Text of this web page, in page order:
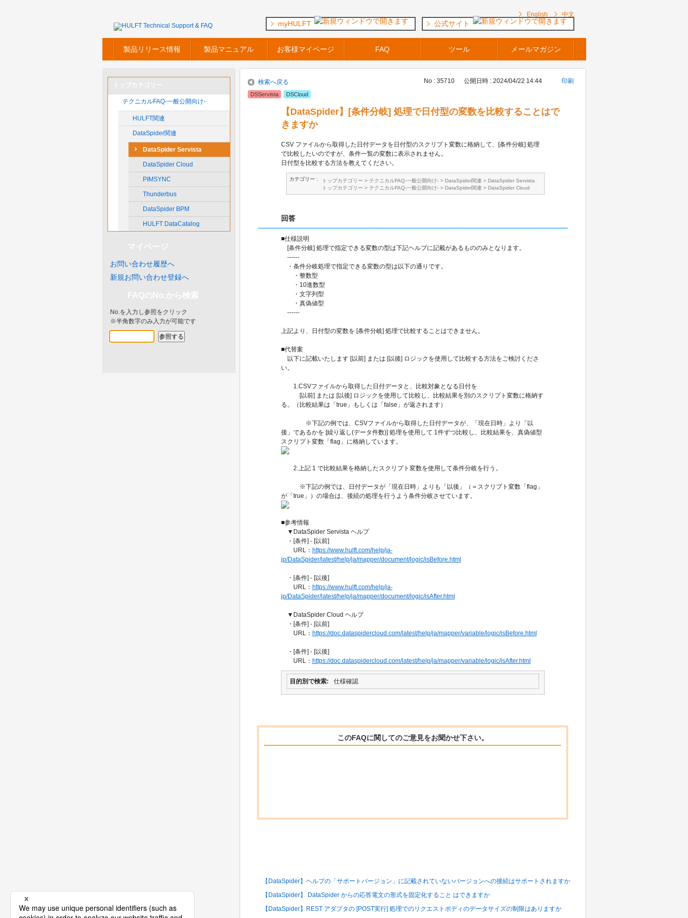
English 中文
製品リリース情報 製品マニュアル お客様マイページ FAQ ツール メールマガジン
myHULFT 公式サイト
テクニカルFAQ-一般公開向け-
HULFT関連
DataSpider関連
DataSpider Servista
DataSpider Cloud
PIMSYNC
Thunderbus
DataSpider BPM
HULFT DataCatalog
お問い合わせ履歴へ
新規お問い合わせ登録へ
No.を入力し参照をクリック
※半角数字のみ入力が可能です
検索へ戻る No : 35710 公開日時 : 2024/04/22 14:44 印刷
DSServista DSCloud
【DataSpider】[条件分岐] 処理で日付型の変数を比較することはで
きますか
CSV ファイルから取得した日付データを日付型のスクリプト変数に格納して、[条件分岐] 処理
で比較したいのですが、条件一覧の変数に表示されません。
日付型を比較する方法を教えてください。
カテゴリー : トップカテゴリー > テクニカルFAQ-一般公開向け-> DataSpider関連 > DataSpider Servista
トップカテゴリー > テクニカルFAQ-一般公開向け-> DataSpider関連 > DataSpider Cloud
回答
■仕様説明
[条件分岐] 処理で指定できる変数の型は下記ヘルプに記載があるもののみとなります。
------
・条件分岐処理で指定できる変数の型は以下の通りです。
・整数型
・10進数型
・文字列型
・真偽値型
------
上記より、日付型の変数を [条件分岐] 処理で比較することはできません。
■代替案
以下に記載いたします [以前] または [以後] ロジックを使用して比較する方法をご検討くださ
い。
1.CSVファイルから取得した日付データと、比較対象となる日付を
[以前] または [以後] ロジックを使用して比較し、比較結果を別のスクリプト変数に格納す
る。（比較結果は「true」もしくは「false」が返されます）
※下記の例では、CSVファイルから取得した日付データが、「現在日時」より「以
後」であるかを [繰り返し(データ件数)] 処理を使用して 1件ずつ比較し、比較結果を、真偽値型
スクリプト変数「flag」に格納しています。
2.上記 1 で比較結果を格納したスクリプト変数を使用して条件分岐を行う。
※下記の例では、日付データが「現在日時」よりも「以後」（＝スクリプト変数「flag」
が「true」）の場合は、後続の処理を行うよう条件分岐させています。
■参考情報
▼DataSpider Servista ヘルプ
・[条件] - [以前]
URL： https://www.hulft.com/help/ja-
jp/DataSpider/latest/help/ja/mapper/document/logic/isBefore.html
・[条件] - [以後]
URL： https://www.hulft.com/help/ja-
jp/DataSpider/latest/help/ja/mapper/document/logic/isAfter.html
▼DataSpider Cloud ヘルプ
・[条件] - [以前]
URL： https://doc.dataspidercloud.com/latest/help/ja/mapper/variable/logic/isBefore.html
・[条件] - [以後]
URL： https://doc.dataspidercloud.com/latest/help/ja/mapper/variable/logic/isAfter.html
目的別で検索 仕様確認
このFAQに関してのご意見をお聞かせ下さい。
【DataSpider】ヘルプの「サポートバージョン」に記載されていないバージョンへの接続はサポートされますか
【DataSpider】 DataSpider からの応答電文の形式を固定化すること はできますか
【DataSpider】REST アダプタの [POST実行] 処理でのリクエストボディのデータサイズの制限はありますか